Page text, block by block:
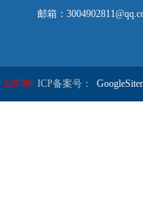
邮箱：
326780 ICP备案号：